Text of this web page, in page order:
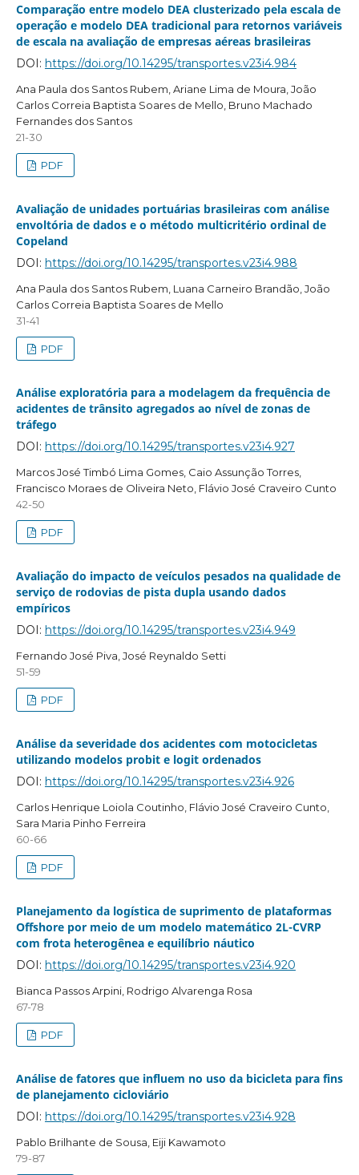
Comparação entre modelo DEA clusterizado pela escala de
operação e modelo DEA tradicional para retornos variáveis
de escala na avaliação de empresas aéreas brasileiras
DOI: https://doi.org/10.14295/transportes.v23i4.984
Ana Paula dos Santos Rubem, Ariane Lima de Moura, João
Carlos Correia Baptista Soares de Mello, Bruno Machado
Fernandes dos Santos
21-30
PDF
Avaliação de unidades portuárias brasileiras com análise
envoltória de dados e o método multicritério ordinal de
Copeland
DOI: https://doi.org/10.14295/transportes.v23i4.988
Ana Paula dos Santos Rubem, Luana Carneiro Brandão, João
Carlos Correia Baptista Soares de Mello
31-41
PDF
Análise exploratória para a modelagem da frequência de
acidentes de trânsito agregados ao nível de zonas de
tráfego
DOI: https://doi.org/10.14295/transportes.v23i4.927
Marcos José Timbó Lima Gomes, Caio Assunção Torres,
Francisco Moraes de Oliveira Neto, Flávio José Craveiro Cunto
42-50
PDF
Avaliação do impacto de veículos pesados na qualidade de
serviço de rodovias de pista dupla usando dados
empíricos
DOI: https://doi.org/10.14295/transportes.v23i4.949
Fernando José Piva, José Reynaldo Setti
51-59
PDF
Análise da severidade dos acidentes com motocicletas
utilizando modelos probit e logit ordenados
DOI: https://doi.org/10.14295/transportes.v23i4.926
Carlos Henrique Loiola Coutinho, Flávio José Craveiro Cunto,
Sara Maria Pinho Ferreira
60-66
PDF
Planejamento da logística de suprimento de plataformas
Offshore por meio de um modelo matemático 2L-CVRP
com frota heterogênea e equilíbrio náutico
DOI: https://doi.org/10.14295/transportes.v23i4.920
Bianca Passos Arpini, Rodrigo Alvarenga Rosa
67-78
PDF
Análise de fatores que influem no uso da bicicleta para fins
de planejamento cicloviário
DOI: https://doi.org/10.14295/transportes.v23i4.928
Pablo Brilhante de Sousa, Eiji Kawamoto
79-87